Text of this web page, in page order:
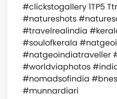
#clickstogallery 1TP5
#natureshots
#travelrealindia
#soulofkerala
#natgeoindiatraveller
#worldviaphotos
#nomadsofindia
#munnardiari